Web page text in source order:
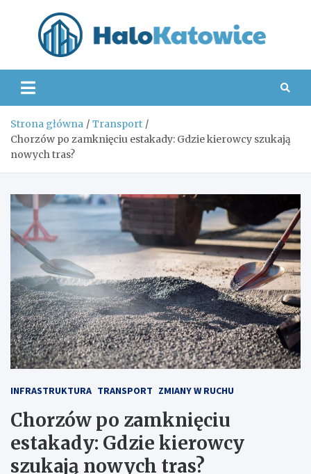
Strona główna
Transport
Chorzów po zamknięciu estakady: Gdzie kierowcy szukają
nowych tras?
INFRASTRUKTURA TRANSPORT ZMIANY W RUCHU
Chorzów po zamknięciu
estakady: Gdzie kierowcy
szukają nowych tras?